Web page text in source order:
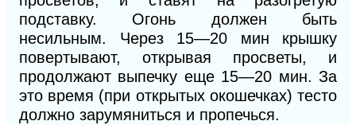
подставку. Огонь должен быть
несильным. Через 15—20 мин крышку
повертывают, открывая просветы, и
продолжают выпечку еще 15—20 мин. За
это время (при открытых окошечках) тесто
должно зарумяниться и пропечься.